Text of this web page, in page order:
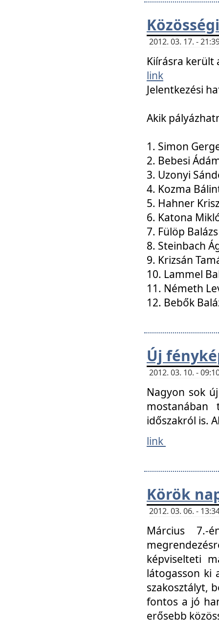
2012. 03. 17. -
Kiírásra került
link
Jelentkezési
Akik
1. Simon
2. Bebesi
3. Uzonyi
4. Kozma
5. Hahner
6. Katona
7. Fülöp Balázs
8. Steinbach
9. Krizsán
10. Lammel
11. Németh
12. Bebők
Új
2012. 03. 10. -
Nagyon sok
mostanában
időszakról is.
link
Körök
2012. 03. 06. -
Március 7.-
képviselteti
látogasson ki
szakosztályt,
fontos a jó
erősebb